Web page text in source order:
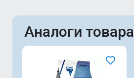
Аналоги товара